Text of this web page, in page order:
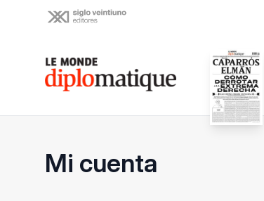
Le monde diplomatique
Mi cuenta